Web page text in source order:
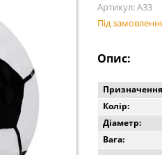
Артикул:А33
Під
Опис:
Колір:
Діаметр:
Вага: